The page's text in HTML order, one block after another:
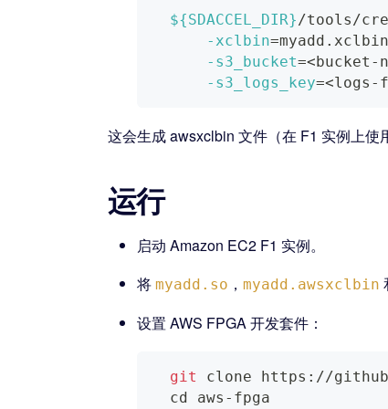
${SDACCEL_DIR} /tools/
-xclbin=
-s3_bucket=<bucket-
-s3_logs_key=<logs-
这会生成 awsxclbin 文件（在 F1 实例上使
运行
启动 Amazon EC2 F1 实例。
将 myadd.so ， myadd.awsxclbin
设置 AWS FPGA 开发套件：
git
clone https://
cd aws-fpga